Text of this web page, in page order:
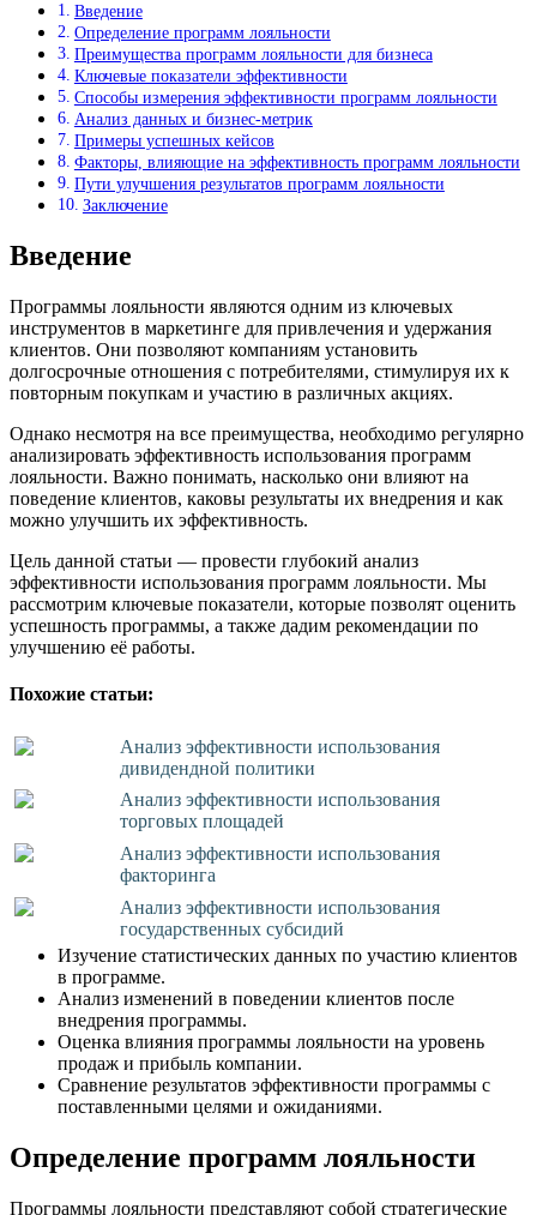
Введение
Определение программ лояльности
Преимущества программ лояльности для бизнеса
Ключевые показатели эффективности
Способы измерения эффективности программ лояльности
Анализ данных и бизнес-метрик
Примеры успешных кейсов
Факторы, влияющие на эффективность программ лояльности
Пути улучшения результатов программ лояльности
Заключение
Введение
Программы лояльности являются одним из ключевых
инструментов в маркетинге для привлечения и удержания
клиентов. Они позволяют компаниям установить
долгосрочные отношения с потребителями, стимулируя их к
повторным покупкам и участию в различных акциях.
Однако несмотря на все преимущества, необходимо регулярно
анализировать эффективность использования программ
лояльности. Важно понимать, насколько они влияют на
поведение клиентов, каковы результаты их внедрения и как
можно улучшить их эффективность.
Цель данной статьи — провести глубокий анализ
эффективности использования программ лояльности. Мы
рассмотрим ключевые показатели, которые позволят оценить
успешность программы, а также дадим рекомендации по
улучшению её работы.
Похожие статьи:
Анализ эффективности использования
дивидендной политики
Анализ эффективности использования
торговых площадей
Анализ эффективности использования
факторинга
Анализ эффективности использования
государственных субсидий
Изучение статистических данных по участию клиентов
в программе.
Анализ изменений в поведении клиентов после
внедрения программы.
Оценка влияния программы лояльности на уровень
продаж и прибыль компании.
Сравнение результатов эффективности программы с
поставленными целями и ожиданиями.
Определение программ лояльности
Программы лояльности представляют собой стратегические